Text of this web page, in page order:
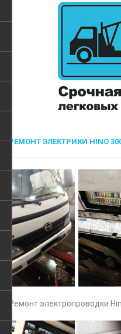
РЕМОНТ ЭЛЕКТРИКИ HINO
Ремонт электропроводки